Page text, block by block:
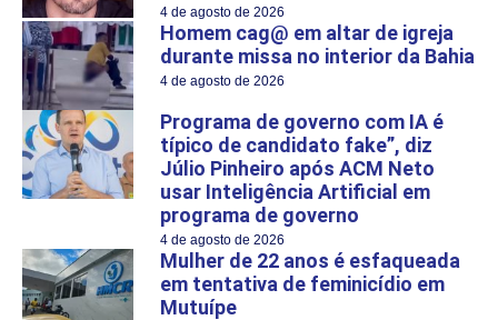
4 de agosto de 2026
Homem cag@ em altar de igreja
durante missa no interior da Bahia
4 de agosto de 2026
Programa de governo com IA é
típico de candidato fake”, diz
Júlio Pinheiro após ACM Neto
usar Inteligência Artificial em
programa de governo
4 de agosto de 2026
Mulher de 22 anos é esfaqueada
em tentativa de feminicídio em
Mutuípe